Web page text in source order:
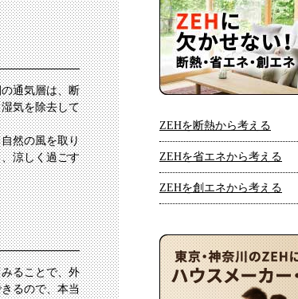
通気層は、断
気を除去して
然の風を取り
涼しく過ごす
ることで、外
るので、本当
ZEHを断熱から考える
ZEHを省エネから考える
ZEHを創エネから考える